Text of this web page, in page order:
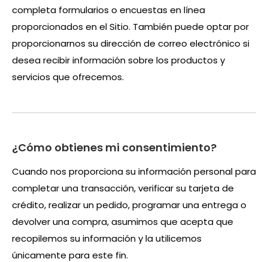
completa formularios o encuestas en línea
proporcionados en el Sitio. También puede optar por
proporcionarnos su dirección de correo electrónico si
desea recibir información sobre los productos y
servicios que ofrecemos.
¿Cómo obtienes mi consentimiento?
Cuando nos proporciona su información personal para
completar una transacción, verificar su tarjeta de
crédito, realizar un pedido, programar una entrega o
devolver una compra, asumimos que acepta que
recopilemos su información y la utilicemos
únicamente para este fin.